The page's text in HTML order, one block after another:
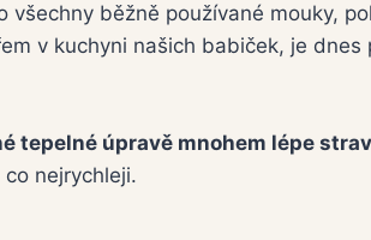
všechny běžně používané mouky,
v kuchyni našich babiček, je
tepelné úpravě mnohem lépe
nejrychleji.